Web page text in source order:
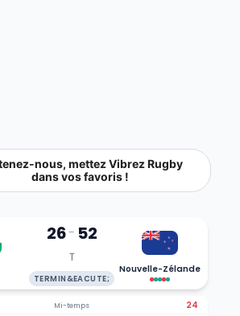
nous, mettez Vibrez Rugby
dans vos favoris !
26- 52
T
TERMIN&EACUTE;
Nouvelle-Zélande
Mi-temps
24